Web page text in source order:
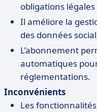
obligations légales
Il améliore la
des données
L’abonnement
automatiques
réglementations.
Inconvénients
Les